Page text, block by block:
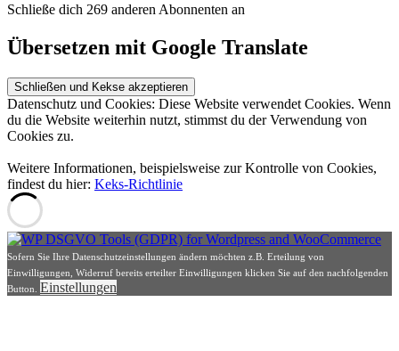
Schließe dich 269 anderen Abonnenten an
Übersetzen mit Google Translate
Datenschutz und Cookies: Diese Website verwendet Cookies. Wenn
du die Website weiterhin nutzt, stimmst du der Verwendung von
Cookies zu.
Weitere Informationen, beispielsweise zur Kontrolle von Cookies,
findest du hier: Keks-Richtlinie
Sofern Sie Ihre Datenschutzeinstellungen ändern möchten z.B. Erteilung von
Einwilligungen, Widerruf bereits erteilter Einwilligungen klicken Sie auf den nachfolgenden
Button. Einstellungen